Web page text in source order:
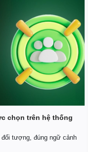
chọn trên hệ thống
tượng, đúng ngữ cảnh